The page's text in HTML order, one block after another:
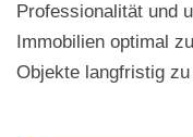
Professionalität und
Immobilien optimal
Objekte langfristig